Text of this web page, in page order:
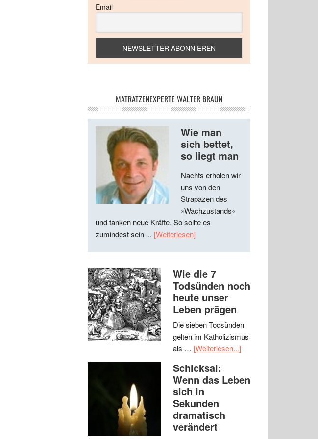
Email
MATRATZENEXPERTE WALTER BRAUN
Wie man
sich bettet,
so liegt man
Nachts erholen wir
uns von den
Strapazen des
»Wachzustands«
und tanken neue Kräfte. So sollte es
zumindest sein ... [Weiterlesen]
Wie die 7
Todsünden noch
heute unser
Leben prägen
Die sieben Todsünden
gelten im Katholizismus
als … [Weiterlesen...]
Schicksal:
Wenn das Leben
sich in
Sekunden
dramatisch
verändert